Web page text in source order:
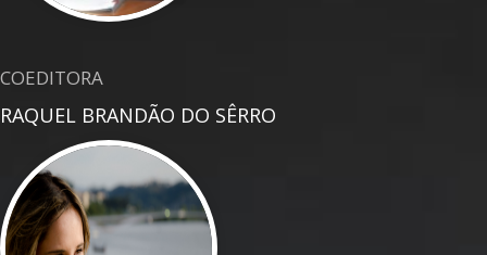
COEDITORA
RAQUEL BRANDÃO DO SÊRRO